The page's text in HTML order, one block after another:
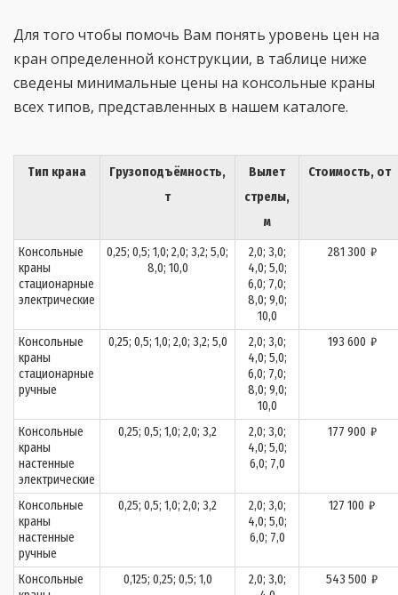
Для того чтобы помочь Вам понять уровень цен на
кран определенной конструкции, в таблице ниже
сведены минимальные цены на консольные краны
всех типов, представленных в нашем каталоге.
Тип крана
Грузоподъёмность,
т
Вылет
стрелы,
м
Стоимость, от
Консольные
краны
стационарные
электрические
0,25; 0,5; 1,0; 2,0; 3,2; 5,0;
8,0; 10,0
2,0; 3,0;
4,0; 5,0;
6,0; 7,0;
8,0; 9,0;
10,0
281 300 ₽
Консольные
краны
стационарные
ручные
0,25; 0,5; 1,0; 2,0; 3,2; 5,0
2,0; 3,0;
4,0; 5,0;
6,0; 7,0;
8,0; 9,0;
10,0
193 600 ₽
Консольные
краны
настенные
электрические
0,25; 0,5; 1,0; 2,0; 3,2
2,0; 3,0;
4,0; 5,0;
6,0; 7,0
177 900 ₽
Консольные
краны
настенные
ручные
0,25; 0,5; 1,0; 2,0; 3,2
2,0; 3,0;
4,0; 5,0;
6,0; 7,0
127 100 ₽
Консольные
0,125; 0,25; 0,5; 1,0
2,0; 3,0;
543 500 ₽